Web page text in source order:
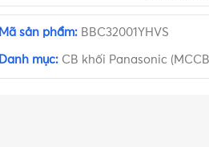
Mã sản phẩm: BBC32001YHVS
Danh mục: CB khối Panasonic